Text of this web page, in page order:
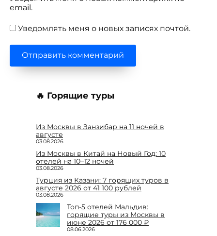
email.
Уведомлять меня о новых записях почтой.
🔥 Горящие туры
Из Москвы в Занзибар на 11 ночей в
августе
03.08.2026
Из Москвы в Китай на Новый Год: 10
отелей на 10–12 ночей
03.08.2026
Турция из Казани: 7 горящих туров в
августе 2026 от 41 100 рублей
03.08.2026
Топ-5 отелей Мальдив:
горящие туры из Москвы в
июне 2026 от 176 000 ₽
08.06.2026